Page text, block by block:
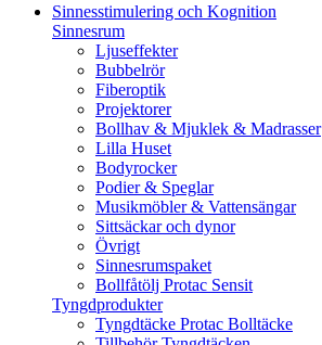
Sinnesstimulering och Kognition
Sinnesrum
Ljuseffekter
Bubbelrör
Fiberoptik
Projektorer
Bollhav & Mjuklek & Madrasser
Lilla Huset
Bodyrocker
Podier & Speglar
Musikmöbler & Vattensängar
Sittsäckar och dynor
Övrigt
Sinnesrumspaket
Bollfåtölj Protac Sensit
Tyngdprodukter
Tyngdtäcke Protac Bolltäcke